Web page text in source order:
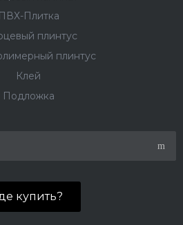
ПВХ-Плитка
плинтус
плинтус
Клей
Подложка
купить?